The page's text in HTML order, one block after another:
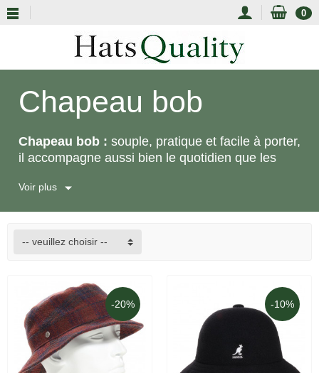
0
Chapeau bob
Chapeau bob : souple, pratique et facile à porter,
il accompagne aussi bien le quotidien que les
style. En laine, en coton ou dans des versions
élégants.
Voir plus
-- veuillez choisir --
-20% -10%